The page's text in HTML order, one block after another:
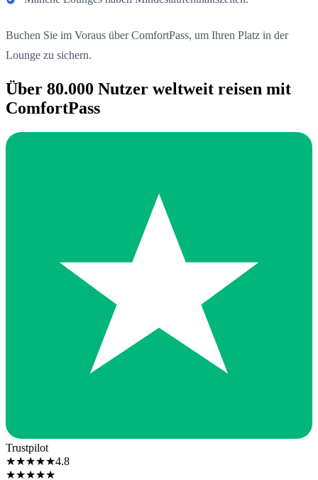
Buchen Sie im Voraus über ComfortPass, um Ihren Platz in der
Lounge zu sichern.
Über 80.000 Nutzer weltweit reisen mit
ComfortPass
Trustpilot
★★★★★4.8
★★★★★